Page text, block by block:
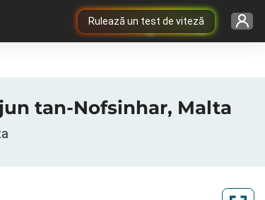
Rulează un test de viteză
tan-Nofsinhar, Malta